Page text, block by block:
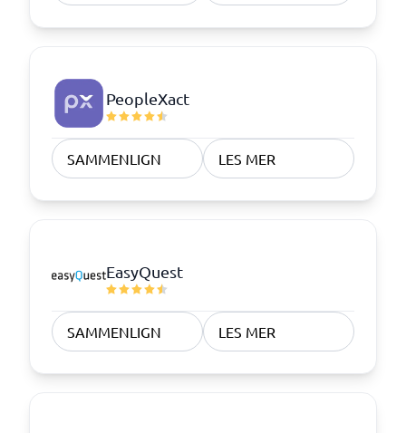
PeopleXact
SAMMENLIGN LES MER
EasyQuest
SAMMENLIGN LES MER